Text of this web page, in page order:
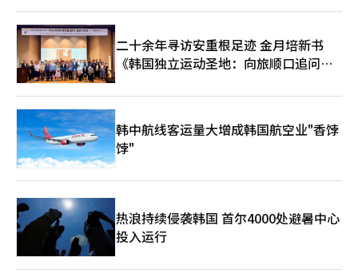
到政府的电采暖政策和碳减排趋势，逐步变化的可能性是存在的。
尽管公寓可能存在空间限制，但在独立住宅中，热泵的需求将会扩
大，我们计划加强产品供应以应对这一趋势。”※ 本报道经人工
智能（AI）系统翻译与编辑。
二十余年寻访安重根足迹 金月培新书
《韩国独立运动圣地：向旅顺口追问历
韩中航线客运量大增成韩国航空业"香饽
饽"
热浪持续侵袭韩国 首尔4000处避暑中心
投入运行